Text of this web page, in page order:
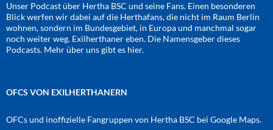
Unser Podcast über Hertha BSC und seine Fans. Einen besonderen
Blick werfen wir dabei auf die Herthafans, die nicht im Raum Berlin
wohnen, sondern im Bundesgebiet, in Europa und manchmal sogar
noch weiter weg. Exilherthaner eben. Die Namensgeber dieses
Podcasts. Mehr über uns gibt es hier.
OFCS VON EXILHERTHANERN
OFCs und inoffizielle Fangruppen von Hertha BSC bei Google Maps.